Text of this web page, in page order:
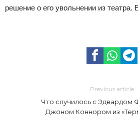
решение о его увольнении из театра.
Previous article
Что случилось с
Джоном Коннором из